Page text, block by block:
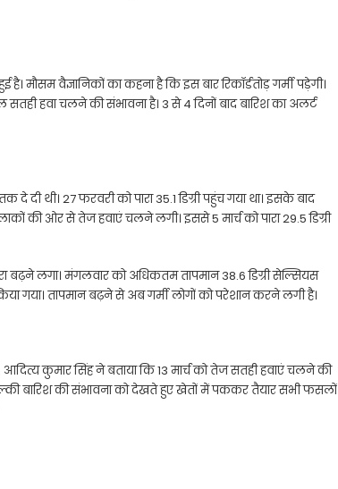
है। मौसम वैज्ञानिकों का कहना है कि इस बार रिकॉर्डतोड़ गर्मी पड़ेगी।
हवा चलने की संभावना है। 3 से 4 दिनों बाद बारिश का अलर्ट
दी थी। 27 फरवरी को पारा 35.1 डिग्री पहुंच गया था। इसके बाद
की ओर से तेज हवाएं चलने लगी। इससे 5 मार्च को पारा 29.5 डिग्री
बढ़ने लगा। मंगलवार को अधिकतम तापमान 38.6 डिग्री सेल्सियस
गया। तापमान बढ़ने से अब गर्मी लोगों को परेशान करने लगी है।
आदित्य कुमार सिंह ने बताया कि 13 मार्च को तेज सतही हवाएं चलने की
बारिश की संभावना को देखते हुए खेतों में पककर तैयार सभी फसलों